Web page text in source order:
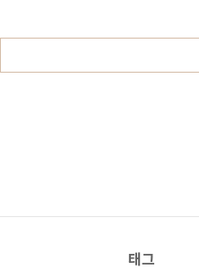
데, 불과 얼마 전만 해..
태그